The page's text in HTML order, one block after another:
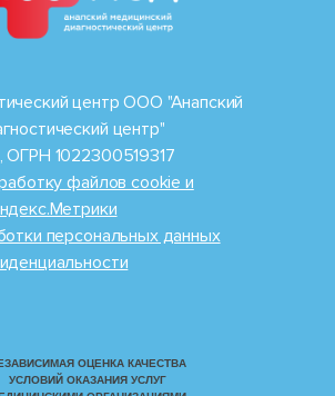
центр ООО "Анапский
центр"
1022300519317
файлов cookie и
персональных данных